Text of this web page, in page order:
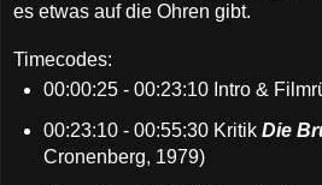
es etwas auf die Ohren gibt.
Timecodes:
00:00:25 - 00:23:10 Intro &
00:23:10 - 00:55:30 Kritik Die
Cronenberg, 1979)